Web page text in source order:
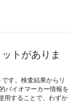
トがありま
す。検査結果からリ
バイオマーカー情報を
用することで、わずか